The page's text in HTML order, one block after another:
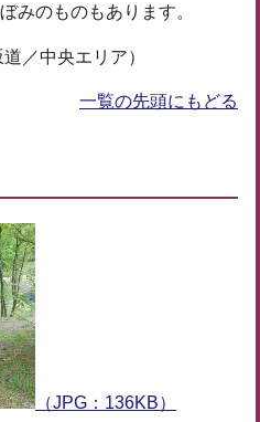
みのものもあります。
／中央エリア）
一覧の先頭にもどる
（JPG：136KB）